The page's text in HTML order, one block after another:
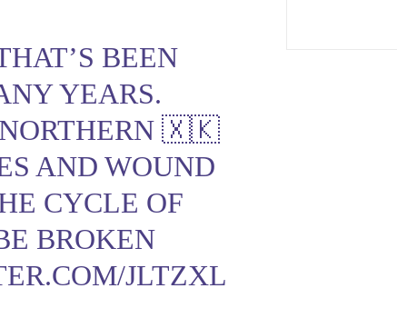
BEEN
YEARS.
🇽🇰
AND WOUND
CYCLE OF
BROKEN
JLTZXL